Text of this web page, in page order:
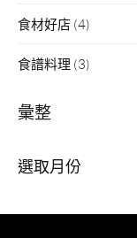
食材好店 (4)
食譜料理 (3)
彙整
整